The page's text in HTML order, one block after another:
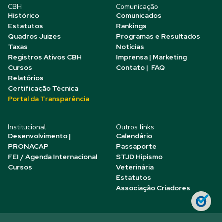
CBH
Histórico
Estatutos
Quadros Juízes
Taxas
Registros Ativos CBH
Cursos
Relatórios
Certificação Técnica
Portal da Transparência
Comunicação
Comunicados
Rankings
Programas e Resultados
Notícias
Imprensa | Marketing
Contato | FAQ
Institucional
Desenvolvimento |
PRONACAP
FEI / Agenda Internacional
Cursos
Outros links
Calendário
Passaporte
STJD Hipismo
Veterinária
Estatutos
Associação Criadores